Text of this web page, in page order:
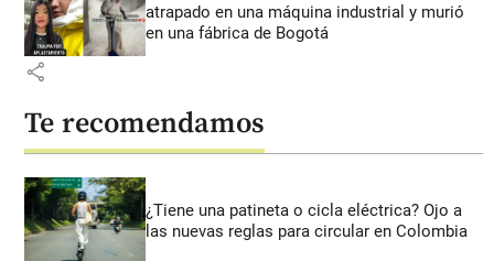
atrapado en una máquina industrial y murió
en una fábrica de Bogotá
share
Te recomendamos
¿Tiene una patineta o cicla eléctrica? Ojo a
las nuevas reglas para circular en Colombia